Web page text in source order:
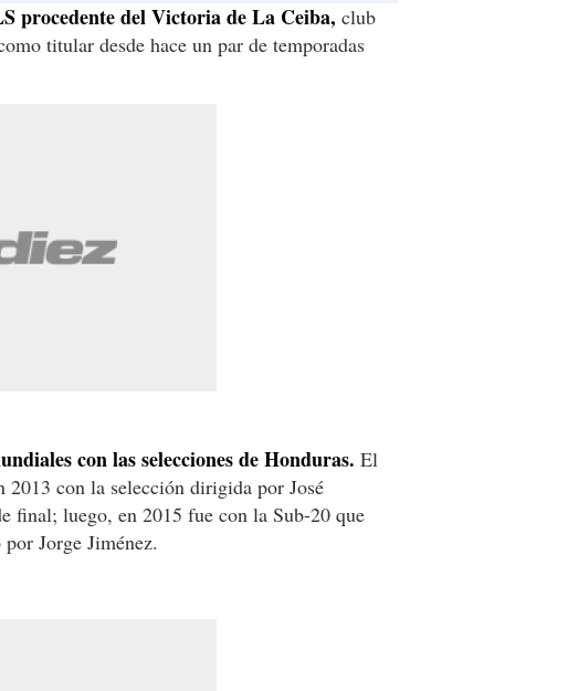
procedente del Victoria de La Ceiba, club
titular desde hace un par de temporadas
con las selecciones de Honduras. El
con la selección dirigida por José
final; luego, en 2015 fue con la Sub-20 que
Jorge Jiménez.